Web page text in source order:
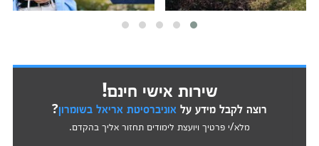
שירות אישי חינם!
רוצה לקבל מידע על אוניברסיטת אריאל בשומרון?
מלא/י פרטיך ויועצת לימודים תחזור אליך בהקדם.